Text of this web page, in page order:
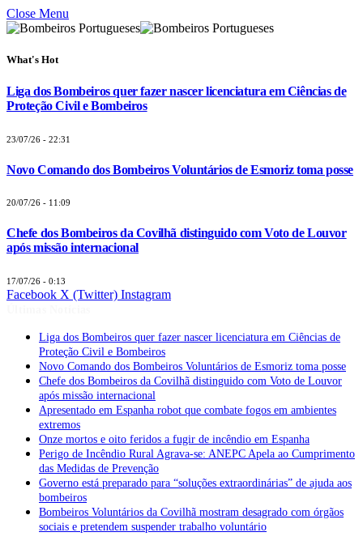
Close Menu
What's Hot
Liga dos Bombeiros quer fazer nascer licenciatura em Ciências de
Proteção Civil e Bombeiros
23/07/26 - 22:31
Novo Comando dos Bombeiros Voluntários de Esmoriz toma posse
20/07/26 - 11:09
Chefe dos Bombeiros da Covilhã distinguido com Voto de Louvor
após missão internacional
17/07/26 - 0:13
Facebook X (Twitter) Instagram
Liga dos Bombeiros quer fazer nascer licenciatura em Ciências de
Proteção Civil e Bombeiros
Novo Comando dos Bombeiros Voluntários de Esmoriz toma posse
Chefe dos Bombeiros da Covilhã distinguido com Voto de Louvor
após missão internacional
Apresentado em Espanha robot que combate fogos em ambientes
extremos
Onze mortos e oito feridos a fugir de incêndio em Espanha
Perigo de Incêndio Rural Agrava-se: ANEPC Apela ao Cumprimento
das Medidas de Prevenção
Governo está preparado para “soluções extraordinárias” de ajuda aos
bombeiros
Bombeiros Voluntários da Covilhã mostram desagrado com órgãos
sociais e pretendem suspender trabalho voluntário